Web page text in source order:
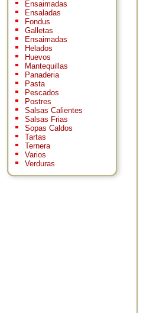
Ensaimadas
Ensaladas
Fondus
Galletas
Ensaimadas
Helados
Huevos
Mantequillas
Panaderia
Pasta
Pescados
Postres
Salsas Calientes
Salsas Frias
Sopas Caldos
Tartas
Ternera
Varios
Verduras